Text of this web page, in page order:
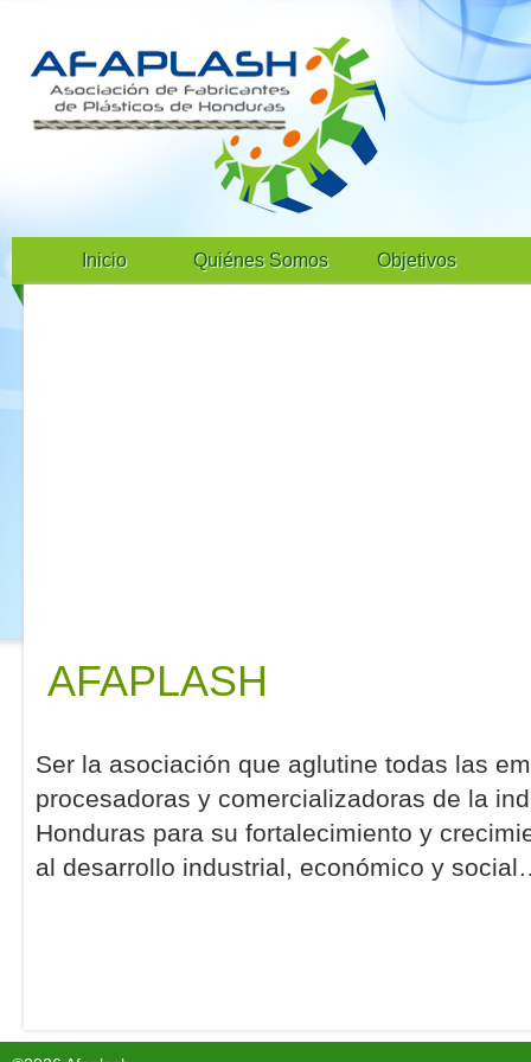
Inicio Quiénes Somos Objetivos
AFAPLASH
Ser la asociación que aglutine todas las
procesadoras y comercializadoras de la
Honduras para su fortalecimiento y
al desarrollo industrial, económico y